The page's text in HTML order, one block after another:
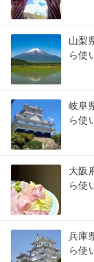
山梨
ら使
岐阜
ら使
大阪
ら使
兵庫
ら使